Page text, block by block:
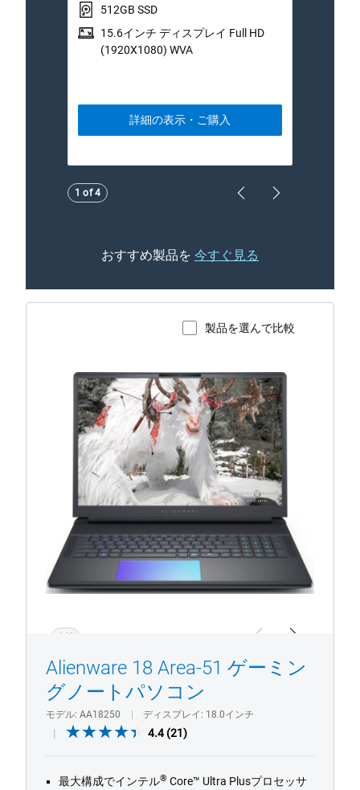
Next Page
Previous Page
512GB SSD
15.6インチ ディスプレイ Full HD
(1920X1080) WVA
詳細の表示・ご購入
Showing page 1 of 4
1 of 4
おすすめ製品を 今すぐ見る
製品を選んで比較
製品ページを表示
Alienware
ノ
ー
ト
ソ
ン
1/4
Alienware 18 Area-51 ゲーミン
グノートパソコン
モデル AA18250 ディスプレイ 18.0インチ
4.4 (21)
5
最大構成でインテル® Core™ Ultra Plusプロセッサ